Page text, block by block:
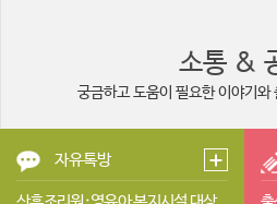
소통 &
궁금하고 도움이 필요한 이야기와
자유톡방